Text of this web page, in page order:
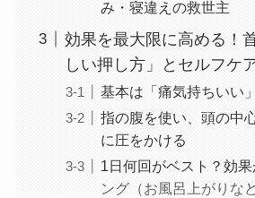
み・寝違えの救世主
効果を最大限に高める！
しい押し方」とセルフケ
基本は「痛気持ちいい
指の腹を使い、頭の中
に圧をかける
1日何回がベスト？効
ング（お風呂上がりなど